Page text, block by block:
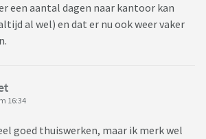
een aantal dagen naar kantoor kan
al wel) en dat er nu ook weer vaker
16:34
goed thuiswerken, maar ik merk wel